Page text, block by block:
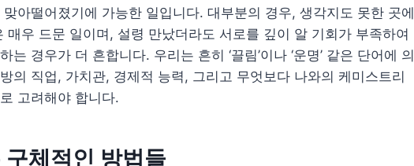
아떨어졌기에 가능한 일입니다. 대부분의 경우, 생각지도 못한 곳에
매우 드문 일이며, 설령 만났더라도 서로를 깊이 알 기회가 부족하여
는 경우가 더 흔합니다. 우리는 흔히 ‘끌림’이나 ‘운명’ 같은 단어에 의
의 직업, 가치관, 경제적 능력, 그리고 무엇보다 나와의 케미스트리
고려해야 합니다.
체적인 방법들